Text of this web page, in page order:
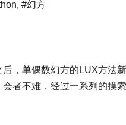
, #幻方
，单偶数幻方的LUX方法
者不难，经过一系列的摸